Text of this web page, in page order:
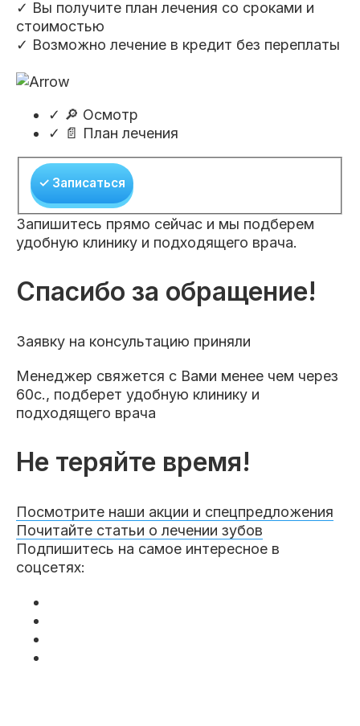
✓ Вы получите план лечения со сроками и
стоимостью
✓ Возможно лечение в кредит без переплаты
✓ 🔎 Осмотр
✓ 📄 План лечения
✓ Записаться
Запишитесь прямо сейчас и мы подберем
удобную клинику и подходящего врача.
Спасибо за обращение!
Заявку на консультацию приняли
Менеджер свяжется с Вами менее чем через
60с., подберет удобную клинику и
подходящего врача
Не теряйте время!
Посмотрите наши акции и спецпредложения
Почитайте статьи о лечении зубов
Подпишитесь на самое интересное в
соцсетях: